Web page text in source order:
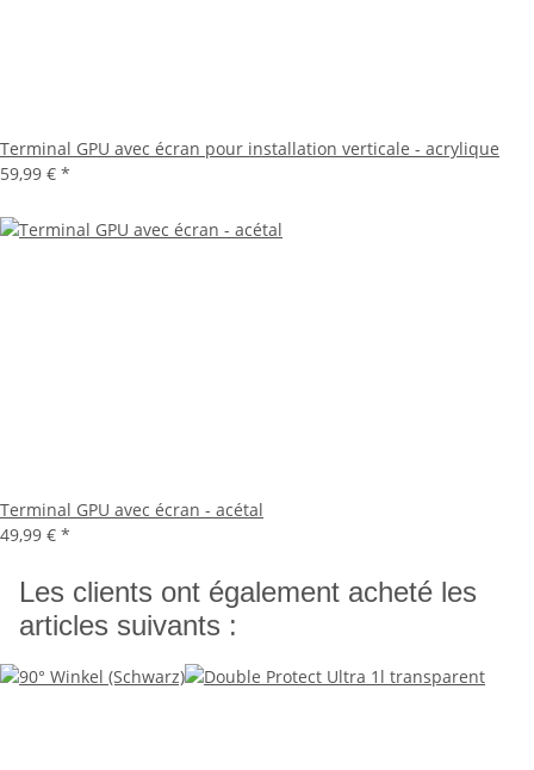
Terminal GPU avec écran pour installation verticale - acrylique
59,99 € *
Terminal GPU avec écran - acétal
49,99 € *
Les clients ont également acheté les
articles suivants :